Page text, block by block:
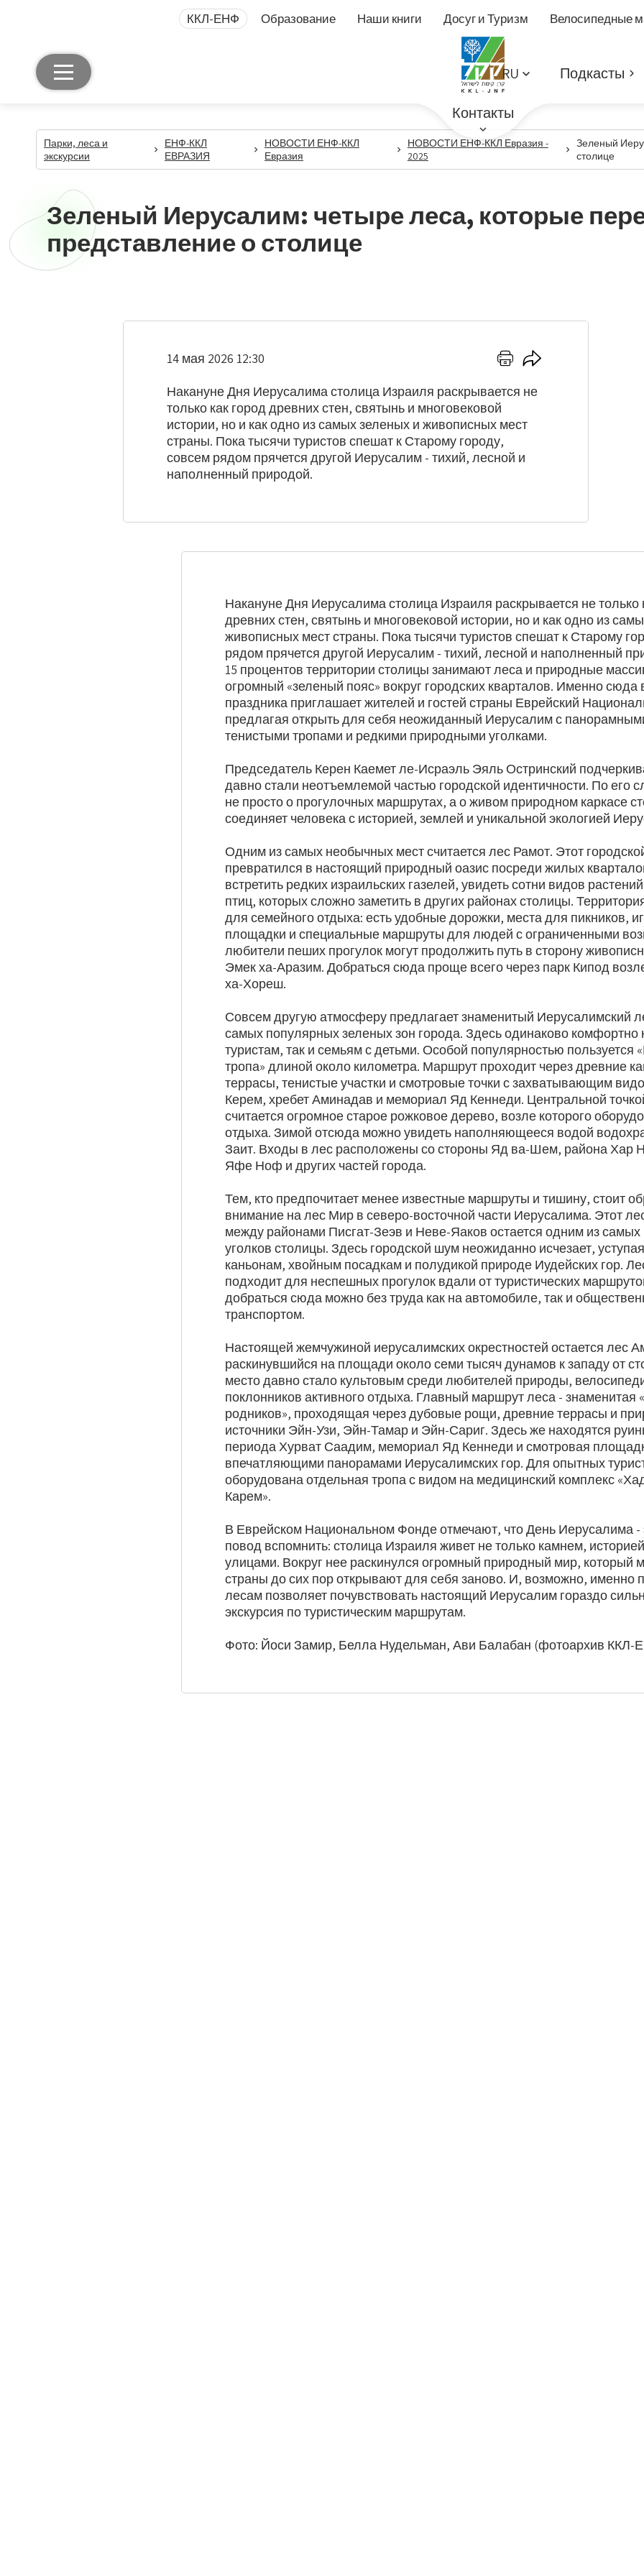
ККЛ-ЕНФ Образование Наши книги Досуг и Туризм Велосипедные
Контакты
RU Подкасты
Парки, леса и
экскурсии
ЕНФ-ККЛ
ЕВРАЗИЯ
НОВОСТИ ЕНФ-ККЛ
Евразия
НОВОСТИ ЕНФ-ККЛ Евразия -
2025
Зеленый
столице
Зеленый Иерусалим: четыре леса, которые
представление о столице
14 мая 2026 12:30
Нажмите
для
отправки
на
печать
Нажмите
чтобы
Накануне Дня Иерусалима столица Израиля раскрывается не
только как город древних стен, святынь и многовековой
истории, но и как одно из самых зеленых и живописных мест
страны. Пока тысячи туристов спешат к Старому городу,
совсем рядом прячется другой Иерусалим - тихий, лесной и
наполненный природой.
Накануне Дня Иерусалима столица Израиля раскрывается не только
древних стен, святынь и многовековой истории, но и как одно из
живописных мест страны. Пока тысячи туристов спешат к Старому
рядом прячется другой Иерусалим - тихий, лесной и наполненный
15 процентов территории столицы занимают леса и природные
огромный «зеленый пояс» вокруг городских кварталов. Именно
праздника приглашает жителей и гостей страны Еврейский
предлагая открыть для себя неожиданный Иерусалим с
тенистыми тропами и редкими природными уголками.
Председатель Керен Каемет ле-Исраэль Эяль Остринский
давно стали неотъемлемой частью городской идентичности. По его
не просто о прогулочных маршрутах, а о живом природном каркасе
соединяет человека с историей, землей и уникальной экологией
Одним из самых необычных мест считается лес Рамот. Этот
превратился в настоящий природный оазис посреди жилых
встретить редких израильских газелей, увидеть сотни видов
птиц, которых сложно заметить в других районах столицы.
для семейного отдыха: есть удобные дорожки, места для пикников,
площадки и специальные маршруты для людей с ограниченными
любители пеших прогулок могут продолжить путь в сторону
Эмек ха-Аразим. Добраться сюда проще всего через парк Кипод
ха-Хореш.
Совсем другую атмосферу предлагает знаменитый Иерусалимский
самых популярных зеленых зон города. Здесь одинаково комфортно
туристам, так и семьям с детьми. Особой популярностью пользуется
тропа» длиной около километра. Маршрут проходит через древние
террасы, тенистые участки и смотровые точки с захватывающим
Керем, хребет Аминадав и мемориал Яд Кеннеди. Центральной
считается огромное старое рожковое дерево, возле которого
отдыха. Зимой отсюда можно увидеть наполняющееся водой
Заит. Входы в лес расположены со стороны Яд ва-Шем, района Хар
Яфе Ноф и других частей города.
Тем, кто предпочитает менее известные маршруты и тишину, стоит
внимание на лес Мир в северо-восточной части Иерусалима. Этот
между районами Писгат-Зеэв и Неве-Яаков остается одним из
уголков столицы. Здесь городской шум неожиданно исчезает,
каньонам, хвойным посадкам и полудикой природе Иудейских гор.
подходит для неспешных прогулок вдали от туристических
добраться сюда можно без труда как на автомобиле, так и
транспортом.
Настоящей жемчужиной иерусалимских окрестностей остается лес
раскинувшийся на площади около семи тысяч дунамов к западу от
место давно стало культовым среди любителей природы,
поклонников активного отдыха. Главный маршрут леса - знаменитая
родников», проходящая через дубовые рощи, древние террасы и
источники Эйн-Узи, Эйн-Тамар и Эйн-Сариг. Здесь же находятся
периода Хурват Саадим, мемориал Яд Кеннеди и смотровая
впечатляющими панорамами Иерусалимских гор. Для опытных
оборудована отдельная тропа с видом на медицинский комплекс
Карем».
В Еврейском Национальном Фонде отмечают, что День Иерусалима -
повод вспомнить: столица Израиля живет не только камнем,
улицами. Вокруг нее раскинулся огромный природный мир, который
страны до сих пор открывают для себя заново. И, возможно, именно
лесам позволяет почувствовать настоящий Иерусалим гораздо
экскурсия по туристическим маршрутам.
Фото: Йоси Замир, Белла Нудельман, Ави Балабан (фотоархив ККЛ-